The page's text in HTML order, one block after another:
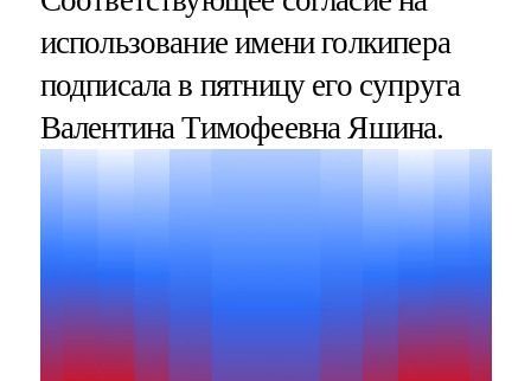
использование имени голкипера
подписала в пятницу его супруга
Валентина Тимофеевна Яшина.